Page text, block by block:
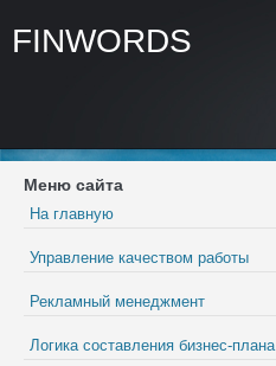
FINWORDS
Меню сайта
На главную
Управление качеством работы
Рекламный менеджмент
Логика составления бизнес-плана